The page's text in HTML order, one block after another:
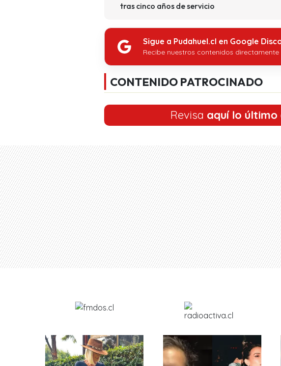
tras cinco años de servicio
Sigue a Pudahuel.cl en Google
Recibe nuestros contenidos directamente
CONTENIDO PATROCINADO
Revisa aquí lo último